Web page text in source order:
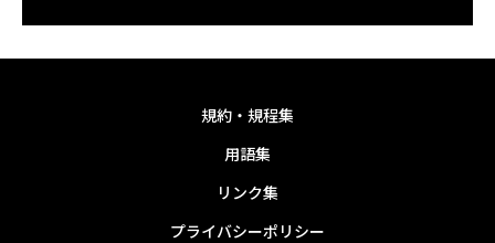
規約・規程集
用語集
リンク集
プライバシーポリシー